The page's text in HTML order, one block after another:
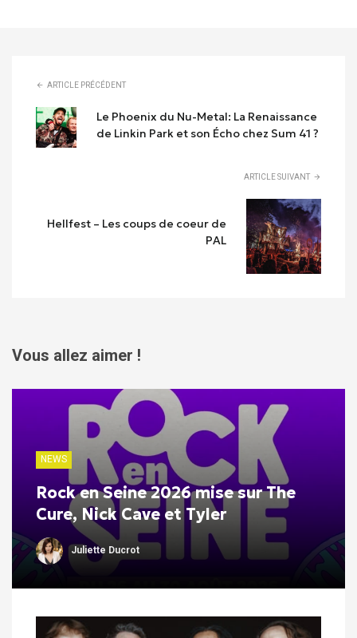
ARTICLE PRÉCÉDENT
Le Phoenix du Nu-Metal: La Renaissance
de Linkin Park et son Écho chez Sum 41 ?
ARTICLE SUIVANT
Hellfest – Les coups de coeur de
PAL
Vous allez aimer !
NEWS
Rock en Seine 2026 mise sur The
Cure, Nick Cave et Tyler
Juliette Ducrot